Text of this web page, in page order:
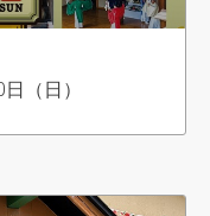
（日）